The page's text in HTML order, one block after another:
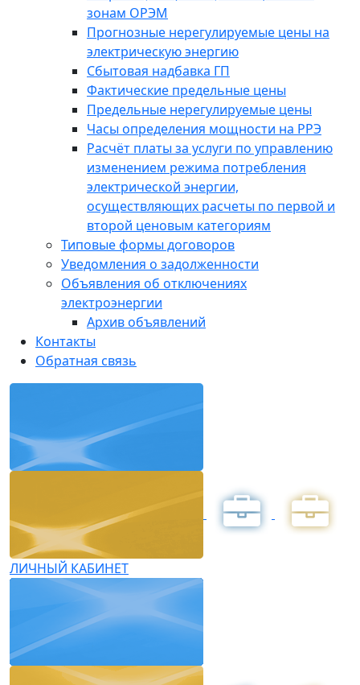
зонам ОРЭМ
Прогнозные нерегулируемые цены на
электрическую энергию
Сбытовая надбавка ГП
Фактические предельные цены
Предельные нерегулируемые цены
Часы определения мощности на РРЭ
Расчёт платы за услуги по управлению
изменением режима потребления
электрической энергии,
осуществляющих расчеты по первой и
второй ценовым категориям
Типовые формы договоров
Уведомления о задолженности
Объявления об отключениях
электроэнергии
Архив объявлений
Контакты
Обратная связь
ЛИЧНЫЙ КАБИНЕТ